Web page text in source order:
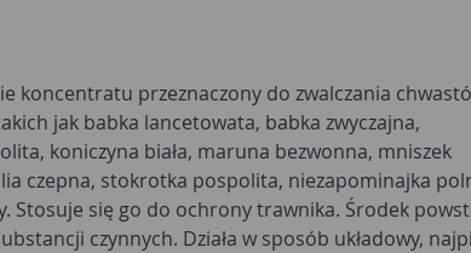
koncentratu przeznaczony do zwalczania
jak babka lancetowata, babka zwyczajna,
koniczyna biała, maruna bezwonna, mniszek
czepna, stokrotka pospolita, niezapominajka
Stosuje się go do ochrony trawnika. Środek
czynnych. Działa w sposób układowy,